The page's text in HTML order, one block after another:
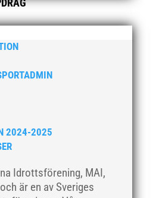
2024-2025
Idrottsförening, MAI,
är en av Sveriges